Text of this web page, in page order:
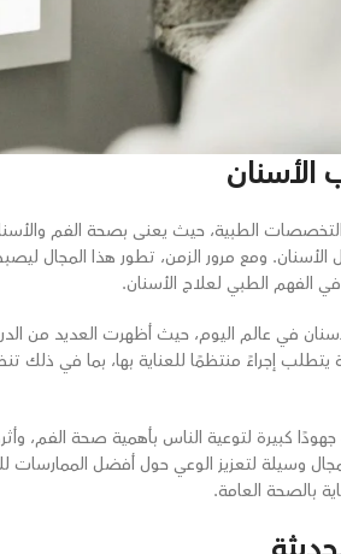
الطبية، حيث يعنى بصحة الفم
الأسنان. ومع مرور الزمن، تطور هذا المجال
الفهم الطبي لعلاج الأسنان.
في عالم اليوم، حيث أظهرت العديد
إجراءً منتظمًا للعناية بها، بما في ذلك
كبيرة لتوعية الناس بأهمية صحة الفم،
وسيلة لتعزيز الوعي حول أفضل
بالصحة العامة.